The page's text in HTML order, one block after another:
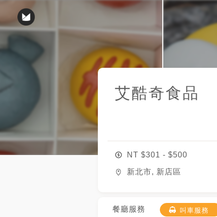
艾酷奇食品
NT $301 - $500
新北市, 新店區
餐廳服務 叫車服務